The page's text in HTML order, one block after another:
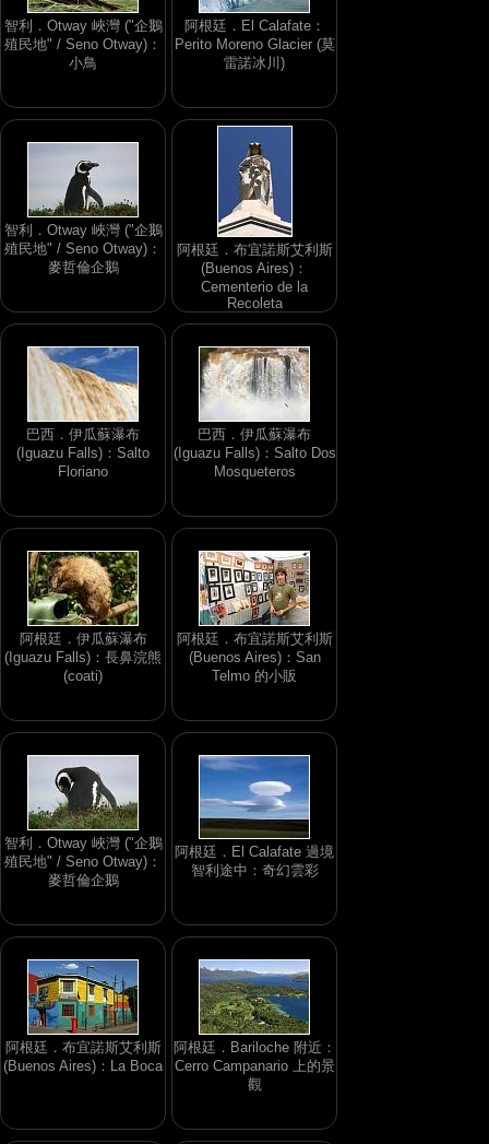
智利．Otway 峽灣 ("企鵝
殖民地" / Seno Otway)：
小鳥
阿根廷．El Calafate：
Perito Moreno Glacier (莫
雷諾冰川)
智利．Otway 峽灣 ("企鵝
殖民地" / Seno Otway)：
麥哲倫企鵝
阿根廷．布宜諾斯艾利斯
(Buenos Aires)：
Cementerio de la
Recoleta
巴西．伊瓜蘇瀑布
(Iguazu Falls)：Salto
Floriano
巴西．伊瓜蘇瀑布
(Iguazu Falls)：Salto Dos
Mosqueteros
阿根廷．伊瓜蘇瀑布
(Iguazu Falls)：長鼻浣熊
(coati)
阿根廷．布宜諾斯艾利斯
(Buenos Aires)：San
Telmo 的小販
智利．Otway 峽灣 ("企鵝
殖民地" / Seno Otway)：
麥哲倫企鵝
阿根廷．El Calafate 過境
智利途中：奇幻雲彩
阿根廷．布宜諾斯艾利斯
(Buenos Aires)：La Boca
阿根廷．Bariloche 附近：
Cerro Campanario 上的景
觀